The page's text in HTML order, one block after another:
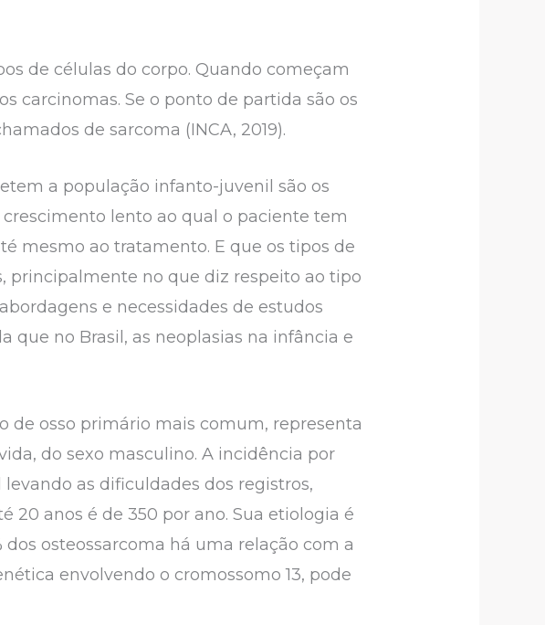
de células do corpo. Quando começam
carcinomas. Se o ponto de partida são os
de sarcoma (INCA, 2019).
a população infanto-juvenil são os
lento ao qual o paciente tem
mesmo ao tratamento. E que os tipos de
principalmente no que diz respeito ao tipo
e necessidades de estudos
que no Brasil, as neoplasias na infância e
de osso primário mais comum, representa
do sexo masculino. A incidência por
levando as dificuldades dos registros,
20 anos é de 350 por ano. Sua etiologia é
osteossarcoma há uma relação com a
envolvendo o cromossomo 13, pode